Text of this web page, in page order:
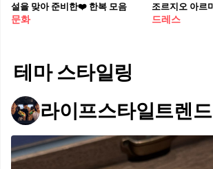
설을 맞아 준비한❤️ 한복 모음
문화
조르지오 아르
드레스
테마 스타일링
라이프스타일트렌드